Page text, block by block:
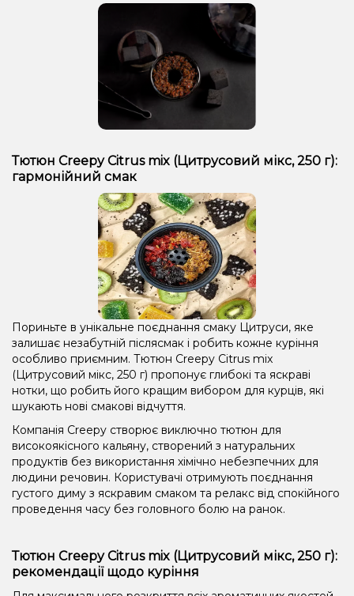
Тютюн Creepy Citrus mix (Цитрусовий мікс, 250 г):
гармонійний смак
Пориньте в унікальне поєднання смаку Цитруси, яке
залишає незабутній післясмак і робить кожне куріння
особливо приємним. Тютюн Creepy Citrus mix
(Цитрусовий мікс, 250 г) пропонує глибокі та яскраві
нотки, що робить його кращим вибором для курців, які
шукають нові смакові відчуття.
Компанія Creepy створює виключно тютюн для
високоякісного кальяну, створений з натуральних
продуктів без використання хімічно небезпечних для
людини речовин. Користувачі отримують поєднання
густого диму з яскравим смаком та релакс від спокійного
проведення часу без головного болю на ранок.
Тютюн Creepy Citrus mix (Цитрусовий мікс, 250 г):
рекомендації щодо куріння